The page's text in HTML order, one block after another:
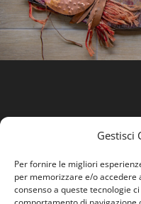
Gestisci
Per fornire le migliori
per memorizzare e/o accedere
consenso a queste tecnologie